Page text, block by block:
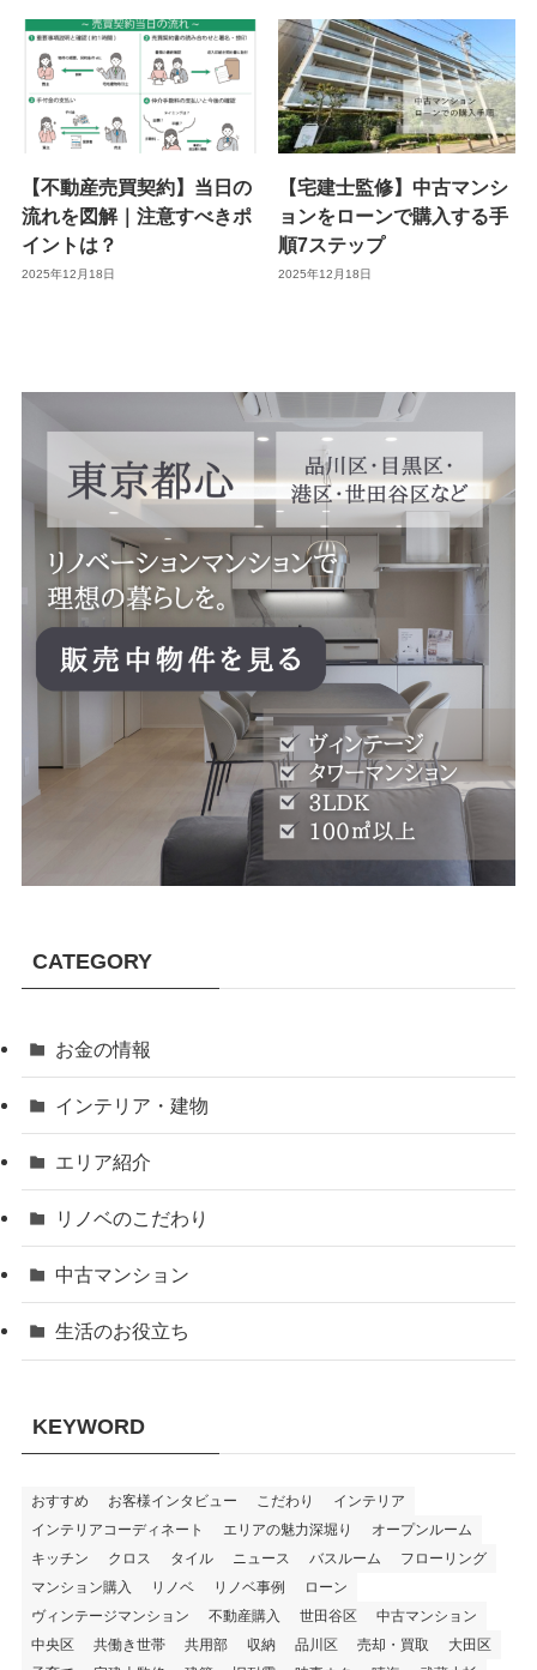
【不動産売買契約】当日の
流れを図解｜注意すべきポ
イントは？
2025年12月18日
【宅建士監修】中古マンシ
ョンをローンで購入する手
順7ステップ
2025年12月18日
CATEGORY
お金の情報
インテリア・建物
エリア紹介
リノベのこだわり
中古マンション
生活のお役立ち
KEYWORD
おすすめ お客様インタビュー こだわり
インテリア
インテリアコーディネート
エリアの魅力深堀り
オープンルーム
キッチン
クロス タイル ニュース バスルーム
フローリング
マンション購入
リノベ リノベ事例
ローン
ヴィンテージマンション
不動産購入 世田谷区
中古マンション
中央区
共働き世帯 共用部 収納 品川区 売却・買取
大田区